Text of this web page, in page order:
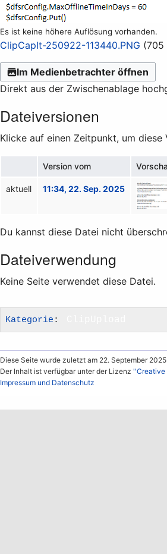
Es ist keine höhere Auflösung vorhanden.
ClipCapIt-250922-113440.PNG (705
Im Medienbetrachter öffnen
Direkt aus der Zwischenablage
Dateiversionen
Klicke auf einen Zeitpunkt, um diese
Version vom
aktuell 11:34, 22. Sep. 2025
Du kannst diese Datei nicht
Dateiverwendung
Keine Seite verwendet diese Datei.
Kategorie :
Diese Seite wurde zuletzt am 22. September
Der Inhalt ist verfügbar unter der Lizenz''Creative
Impressum und Datenschutz